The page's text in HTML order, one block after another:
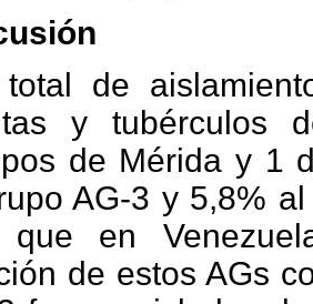
total de
y tubérculos
de Mérida y 1
AG-3 y 5,8%
que en
de estos AGs